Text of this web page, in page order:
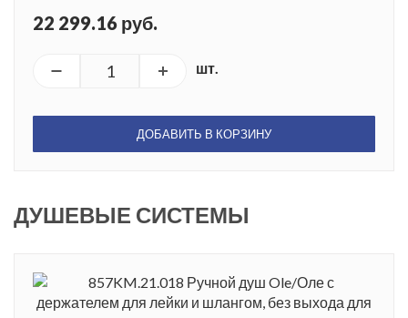
22 299.16 руб.
шт.
ДОБАВИТЬ В КОРЗИНУ
ДУШЕВЫЕ СИСТЕМЫ